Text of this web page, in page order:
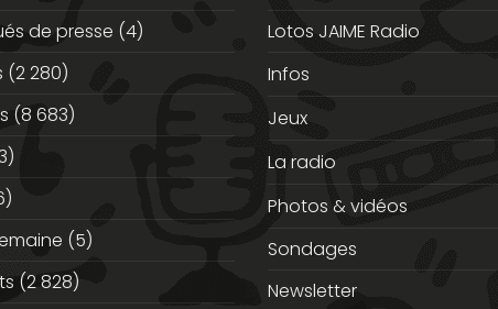
de presse (4)
(2 280)
(8 683)
(5)
(2 828)
Lotos JAIME Radio
Infos
Jeux
La radio
Photos & vidéos
Sondages
Newsletter